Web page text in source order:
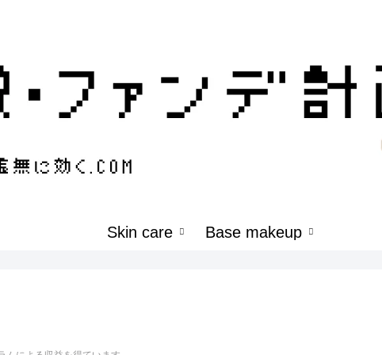
Skin care Base makeup